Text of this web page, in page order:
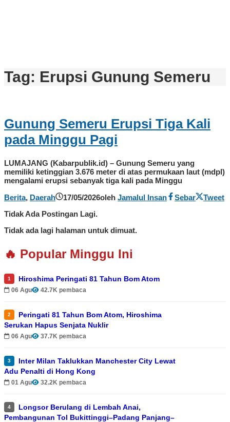
Tag: Erupsi Gunung Semeru
Gunung Semeru Erupsi Tiga Kali
pada Minggu Pagi
LUMAJANG (Kabarpublik.id) – Gunung Semeru yang
memiliki ketinggian 3.676 meter di atas permukaan laut (mdpl)
mengalami erupsi sebanyak tiga kali pada Minggu
Berita, Daerah 17/05/2026oleh Jamalul Insan Sebar
Tweet
Tidak Ada Postingan Lagi.
Tidak ada lagi halaman untuk dimuat.
🔥 Popular Minggu Ini
1 Hiroshima Peringati 81 Tahun Bom Atom
06 Agu 42.7K pembaca
2
Peringati 81 Tahun Bom Atom, Hiroshima
Serukan Hapus Senjata Nuklir
06 Agu 37.7K pembaca
3
Inter Milan Taklukkan Manchester City Lewat
Adu Penalti di Hong Kong
01 Agu 32.2K pembaca
4
Longsor Berulang di Lembah Anai,
Pembangunan Tol Bukittinggi–Padang Panjang–